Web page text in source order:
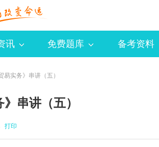
讯 免费题库 备考资料
易实务》串讲（五）
串讲（五）
打印